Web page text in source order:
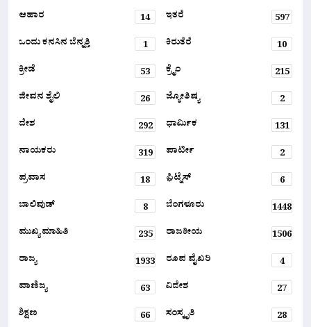
ಆಹಾರ 14 ಇತರೆ
597
ಒಂದು ಕನಸಿನ ಬೆನ್ನತ್ತಿ
1 ಕಿರುತೆರೆ
10
ಕ್ರೀಡೆ
53 ಕ್ರೈಂ
215
ಜೀವನ ಶೈಲಿ
26 ಜ್ಯೋತಿಷ್ಯ
2
ದೇಶ
292 ಧಾರ್ಮಿಕ
131
ನಾಯಕರು
319 ಪಾರ್ಟೀ
2
ಪ್ರವಾಸ
18 ಫ಼ಿಟ್ನೆಸ್
6
ಬಾಲಿವುಡ್
8 ಬೆಂಗಳೂರು
1448
ಮುಖ್ಯ ಮಾಹಿತಿ
235 ರಾಜಕೀಯ
1506
ರಾಜ್ಯ
1933 ರೂಪ ವೈಖರಿ
4
ವಾಣಿಜ್ಯ
63 ವಿದೇಶ
27
ಶಿಕ್ಷಣ
66 ಸಂಸ್ಕೃತಿ
28